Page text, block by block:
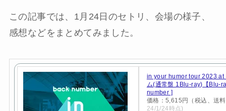
この記事では、1月24日のセトリ、会場の様子、
感想などをまとめてみました。
in your humor tour 2023 at
ム(通常盤 1Blu-ray)【Blu-
number ]
価格：5,615円（税込、送
24/1/24時点)